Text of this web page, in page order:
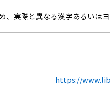
、実際と異なる漢字あるいは
https://